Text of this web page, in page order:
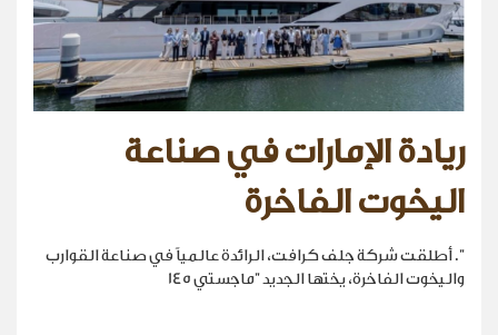
ريادة الإمارات في صناعة
اليخوت الفاخرة
". أطلقت شركة جلف كرافت، الرائدة عالمياً في صناعة القوارب
واليخوت الفاخرة، يختها الجديد "ماجستي 145